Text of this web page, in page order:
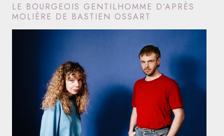
LE BOURGEOIS GENTILHOMME D’APRÈS
MOLIÈRE DE BASTIEN OSSART